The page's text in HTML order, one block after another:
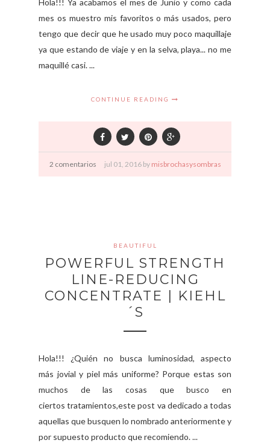
Hola!!! Ya acabamos el mes de Junio y como cada
mes os muestro mis favoritos o más usados, pero
tengo que decir que he usado muy poco maquillaje
ya que estando de viaje y en la selva, playa... no me
maquillé casi. ...
CONTINUE READING
2 comentarios jul 01, 2016 by misbrochasysombras
BEAUTIFUL
POWERFUL STRENGTH
LINE-REDUCING
CONCENTRATE | KIEHL
´S
Hola!!! ¿Quién no busca luminosidad, aspecto
más jovial y piel más uniforme? Porque estas son
muchos de las cosas que busco en
ciertos tratamientos,este post va dedicado a todas
aquellas que busquen lo nombrado anteriormente y
por supuesto producto que recomiendo. ...